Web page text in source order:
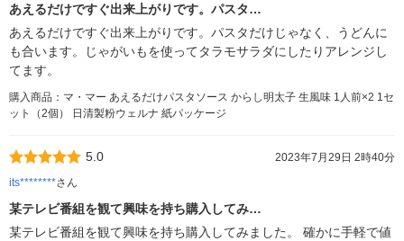
あえるだけですぐ出来上がりです。パスタ…
あえるだけですぐ出来上がりです。パスタだけじゃなく、うどんに
も合います。じゃがいもを使ってタラモサラダにしたりアレンジし
てます。
購入商品：マ・マー あえるだけパスタソース からし明太子 生風味 1人前×2 1セ
ット（2個） 日清製粉ウェルナ 紙パッケージ
5.0
2023年7月29日 2時40分
its********さん
某テレビ番組を観て興味を持ち購入してみ…
某テレビ番組を観て興味を持ち購入してみました。 確かに手軽で値